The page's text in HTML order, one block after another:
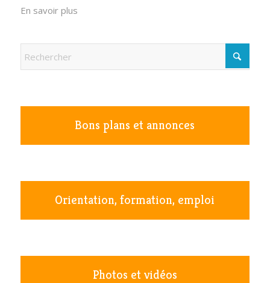
En savoir plus
Bons plans et annonces
Orientation, formation, emploi
Photos et vidéos